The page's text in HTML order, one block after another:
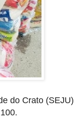
do Crato (SEJU)